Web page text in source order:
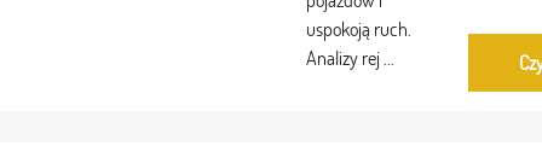
uspokoją ruch.
Analizy rej ...